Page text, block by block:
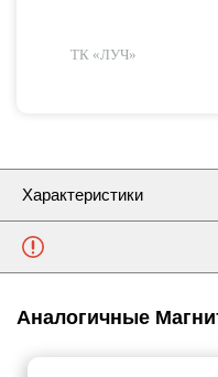
ТК «ЛУЧ»
Характеристики
Аналогичные